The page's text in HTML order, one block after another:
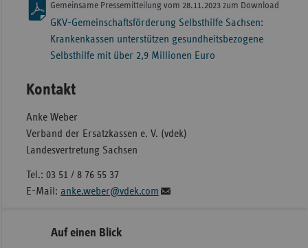
Gemeinsame Pressemitteilung vom 28.11.2023 zum Download
GKV-Gemeinschaftsförderung Selbsthilfe Sachsen:
Krankenkassen unterstützen gesundheitsbezogene
Selbsthilfe mit über 2,9 Millionen Euro
Kontakt
Anke Weber
Verband der Ersatzkassen e. V. (vdek)
Landesvertretung Sachsen
Tel.: 03 51 / 8 76 55 37
E-Mail: anke.weber@vdek.com
Seitennavigation
SeitenleisteAuf einen Blick